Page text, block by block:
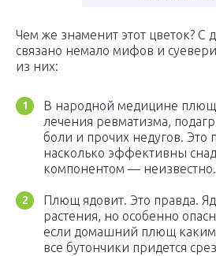
Чем же знаменит этот цветок?
связано немало мифов и
из них:
В народной медицине плющ
лечения ревматизма,
боли и прочих недугов. Это
насколько эффективны
компонентом — неизвестно.
Плющ ядовит. Это правда.
растения, но особенно
если домашний плющ каким-
все бутончики придется